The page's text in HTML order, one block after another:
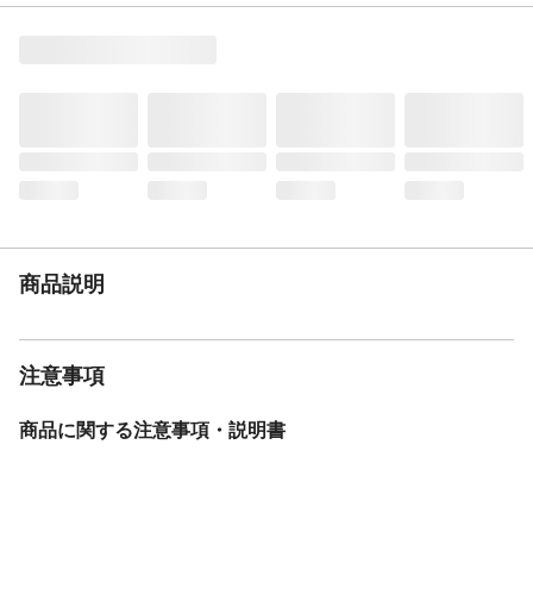
商品説明
注意事項
商品に関する注意事項・説明書